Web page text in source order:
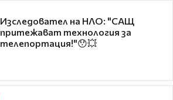
Изследовател на НЛО: "САЩ
притежават технология за
телепортация!"😯💥